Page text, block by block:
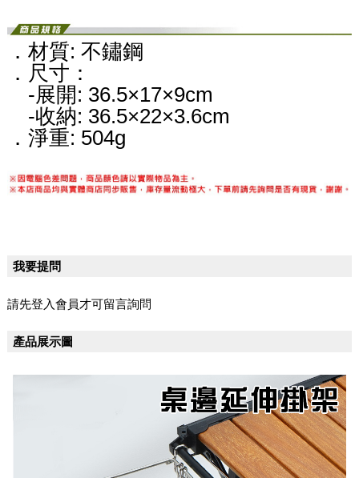
．材質: 不鏽鋼
．尺寸：
-展開: 36.5×17×9cm
-收納: 36.5×22×3.6cm
．淨重: 504g
我要提問
請先登入會員才可留言詢問
產品展示圖